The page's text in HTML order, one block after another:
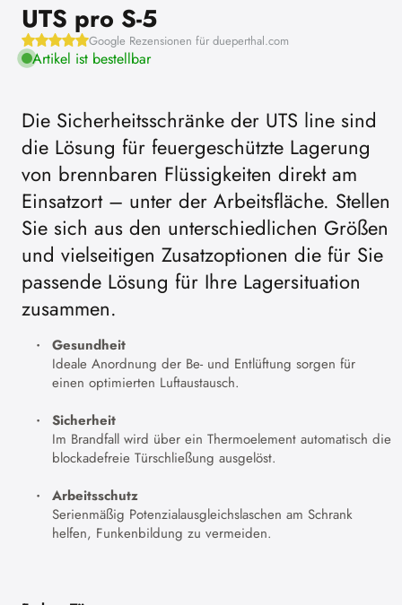
UTS pro S-5
Google Rezensionen für dueperthal.com
Artikel ist bestellbar
Die Sicherheitsschränke der UTS line sind
die Lösung für feuergeschützte Lagerung
von brennbaren Flüssigkeiten direkt am
Einsatzort – unter der Arbeitsfläche. Stellen
Sie sich aus den unterschiedlichen Größen
und vielseitigen Zusatzoptionen die für Sie
passende Lösung für Ihre Lagersituation
zusammen.
Gesundheit
Ideale Anordnung der Be- und Entlüftung sorgen für
einen optimierten Luftaustausch.
Sicherheit
Im Brandfall wird über ein Thermoelement automatisch die
blockadefreie Türschließung ausgelöst.
Arbeitsschutz
Serienmäßig Potenzialausgleichslaschen am Schrank
helfen, Funkenbildung zu vermeiden.